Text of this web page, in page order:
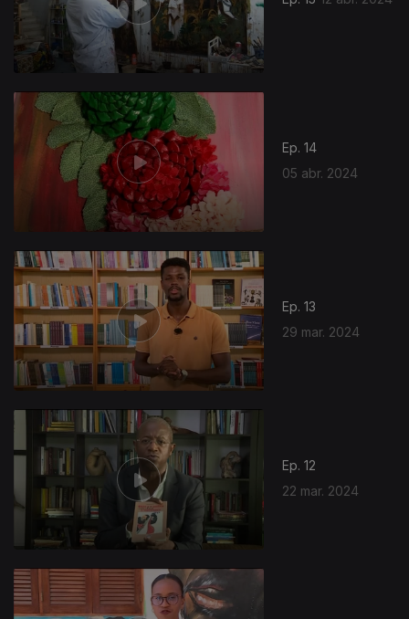
Ep. 14
05 abr. 2024
Ep. 13
29 mar. 2024
Ep. 12
22 mar. 2024